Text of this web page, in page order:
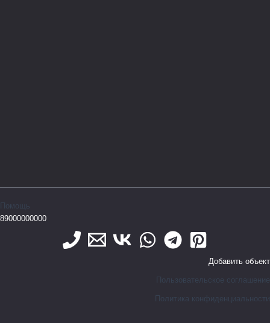
Помощь
89000000000
Добавить объект
Пользовательское соглашение
Политика конфиденциальности